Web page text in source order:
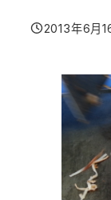
投稿日
2013年6月